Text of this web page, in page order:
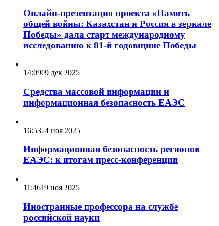
Онлайн-презентация проекта «Память
общей войны: Казахстан и Россия в зеркале
Победы» дала старт международному
исследованию к 81-й годовщине Победы
14:0909 дек 2025
Средства массовой информации и
информационная безопасность ЕАЭС
16:5324 ноя 2025
Информационная безопасность регионов
ЕАЭС: к итогам пресс-конференции
11:4619 ноя 2025
Иностранные профессора на службе
российской науки